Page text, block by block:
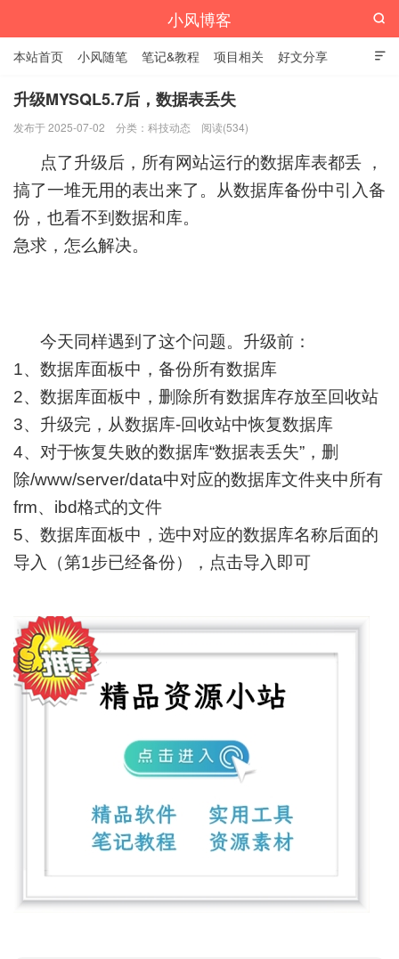
小风博客

本站首页 小风随笔 笔记&教程 项目相关 好文分享
栏目汇总

升级MYSQL5.7后，数据表丢失
发布于 2025-07-02 分类： 科技动态 阅读(534)
点了升级后，所有网站运行的数据库表都丢 ，
搞了一堆无用的表出来了。从数据库备份中引入备
份，也看不到数据和库。
急求，怎么解决。
今天同样遇到了这个问题。升级前：
1、数据库面板中，备份所有数据库
2、数据库面板中，删除所有数据库存放至回收站
3、升级完，从数据库-回收站中恢复数据库
4、对于恢复失败的数据库“数据表丢失”，删
除/www/server/data中对应的数据库文件夹中所有
frm、ibd格式的文件
5、数据库面板中，选中对应的数据库名称后面的
导入（第1步已经备份），点击导入即可